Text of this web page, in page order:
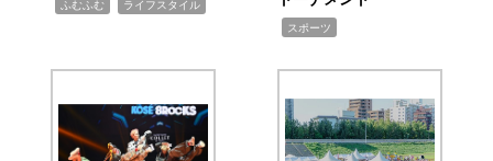
ふむふむ ライフスタイル
スポーツ